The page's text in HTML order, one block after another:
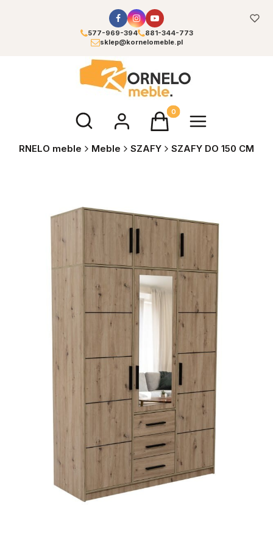
577-969-394
881-344-773
sklep@kornelomeble.pl
Otwórz wyszukiwarkęProdukty w koszyku: 0.
KORNELO meble Meble SZAFY SZAFY DO 150 CM